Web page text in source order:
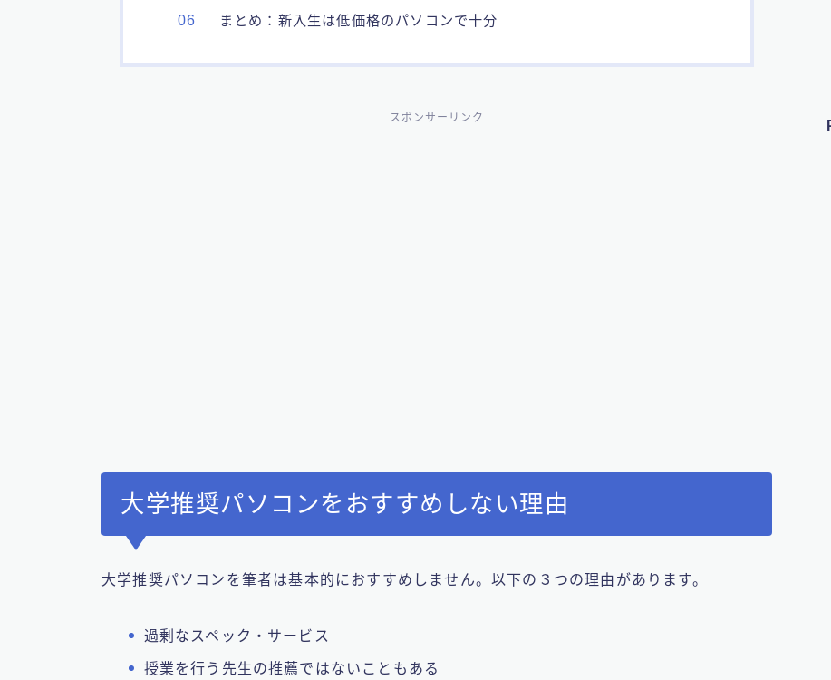
まとめ：新入生は低価格のパソコンで十分
スポンサーリンク
大学推奨パソコンをおすすめしない理由
大学推奨パソコンを筆者は基本的におすすめしません。以下の３つの理由があります。
過剰なスペック・サービス
授業を行う先生の推薦ではないこともある